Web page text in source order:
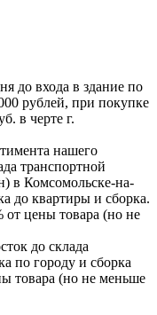
до входа в здание по
рублей, при покупке
в черте г.
нашего
транспортной
в Комсомольске-на-
до квартиры и сборка.
от цены товара (но не
до склада
по городу и сборка
товара (но не меньше